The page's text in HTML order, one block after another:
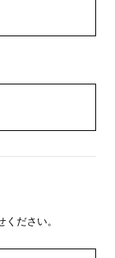
ださい。